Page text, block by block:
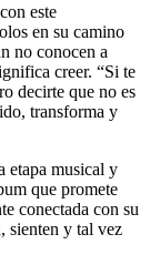
este
en su camino
no conocen a
creer. “Si te
decirte que no es
transforma y
etapa musical y
que promete
conectada con su
sienten y tal vez